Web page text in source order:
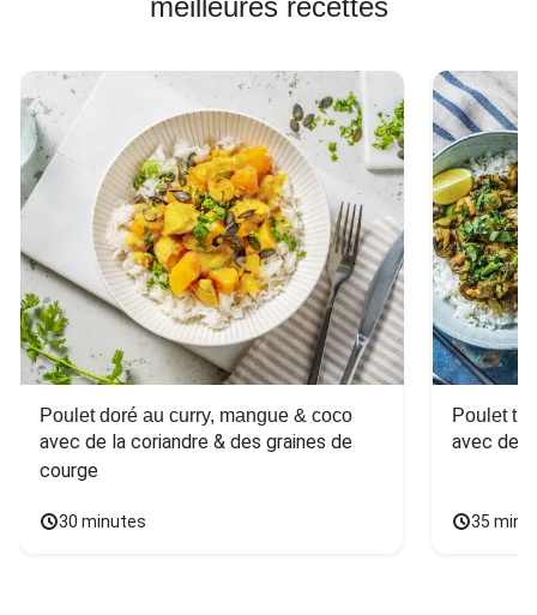
meilleures recettes
Poulet doré au curry, mangue & coco
avec de la coriandre & des graines de
courge
30 minutes
Poulet
avec des
35